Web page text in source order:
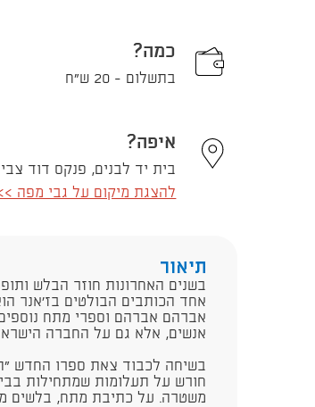
כמה?
בתשלום - 20 ש"ח
איפה?
בית יד לבנים, פנקס דוד צבי 63, תל אביב - יפו
להצגת מיקום על גבי מפה
תיאור
​בשנים האחרונות חוזר הבלש
אחד הכותבים הבולטים בז'אנר
אברהם אברהם וספרי מתח
אנשים, אלא גם על החברה
בשיחה לכבוד צאת ספרו החדש
חורש על תעלומות שמתחילות
משטרה. על כתיבת מתח, בלשים